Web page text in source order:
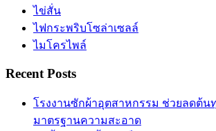
ไข่สั่น
ไฟกระพริบโซล่าเซลล์
ไมโครไพล์
Recent Posts
โรงงานซักผ้าอุตสาหกรรม ช่วยลดต้น
มาตรฐานความสะอาด